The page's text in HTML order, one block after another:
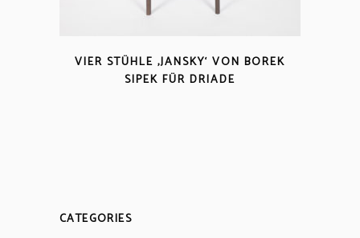
VIER STÜHLE ‚JANSKY‘ VON BOREK
SIPEK FÜR DRIADE
CATEGORIES